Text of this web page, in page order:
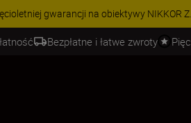
akcesoriach i skompletuj swój zestaw
Bezpłatne i łatwe zwroty